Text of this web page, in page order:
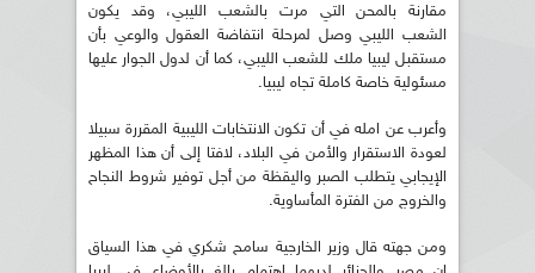
مقارنة بالمحن التي مرت بالشعب الليبي، وقد يكون
الشعب الليبي وصل لمرحلة انتفاضة العقول والوعي بأن
مستقبل ليبيا ملك للشعب الليبي، كما أن لدول الجوار عليها
مسئولية خاصة كاملة تجاه ليبيا.
وأعرب عن امله في أن تكون الانتخابات الليبية المقررة سبيلا
لعودة الاستقرار والأمن في البلاد، لافتا إلى أن هذا المظهر
الإيجابي يتطلب الصبر واليقظة من أجل توفير شروط النجاح
والخروج من الفترة المأساوية.
ومن جهته قال وزير الخارجية سامح شكري في هذا السياق